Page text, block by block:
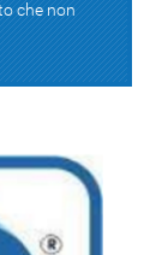
che non